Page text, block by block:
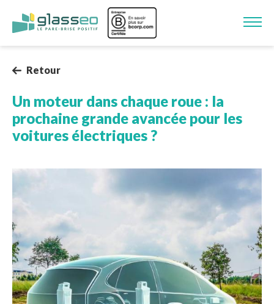
Aller au contenu principal
Image
Retour
Un moteur dans chaque roue : la
prochaine grande avancée pour les
voitures électriques ?
Image